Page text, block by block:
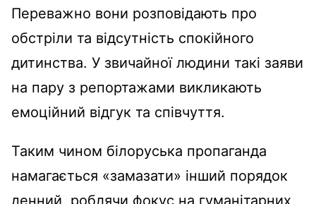
Переважно вони розповідають про
обстріли та відсутність спокійного
дитинства. У звичайної людини такі заяви
на пару з репортажами викликають
емоційний відгук та співчуття.
Таким чином білоруська пропаганда
намагається «замазати» інший порядок
денний, роблячи фокус на гуманітарних